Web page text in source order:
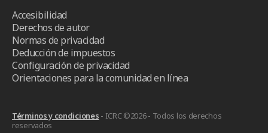
Accesibilidad
Derechos de autor
Normas de privacidad
Deducción de impuestos
Configuración de privacidad
Orientaciones para la comunidad en línea
Términos y condiciones - ICRC ©2026 - Todos los derechos
reservados